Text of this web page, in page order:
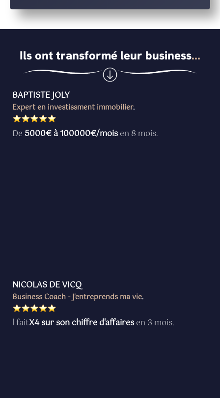
Ils ont transformé leur business...
BAPTISTE JOLY
Expert en investissment immobilier.
De 5000€ à 100000€/moisen 8 mois.
NICOLAS DE VICQ
Business Coach - J'entreprends ma vie.
l faitX4 sur son chiffre d'affairesen 3 mois.